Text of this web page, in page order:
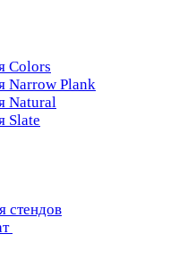
Colors
Narrow Plank
Natural
Slate
стендов